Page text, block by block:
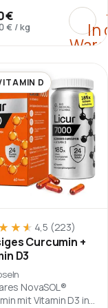
€
€ /kg In
:
D
4,5 (223)
Curcumin +
D3
NovaSOL®
mit Vitamin D3 in